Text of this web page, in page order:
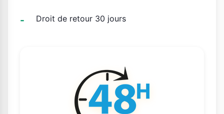
Droit de retour 30 jours